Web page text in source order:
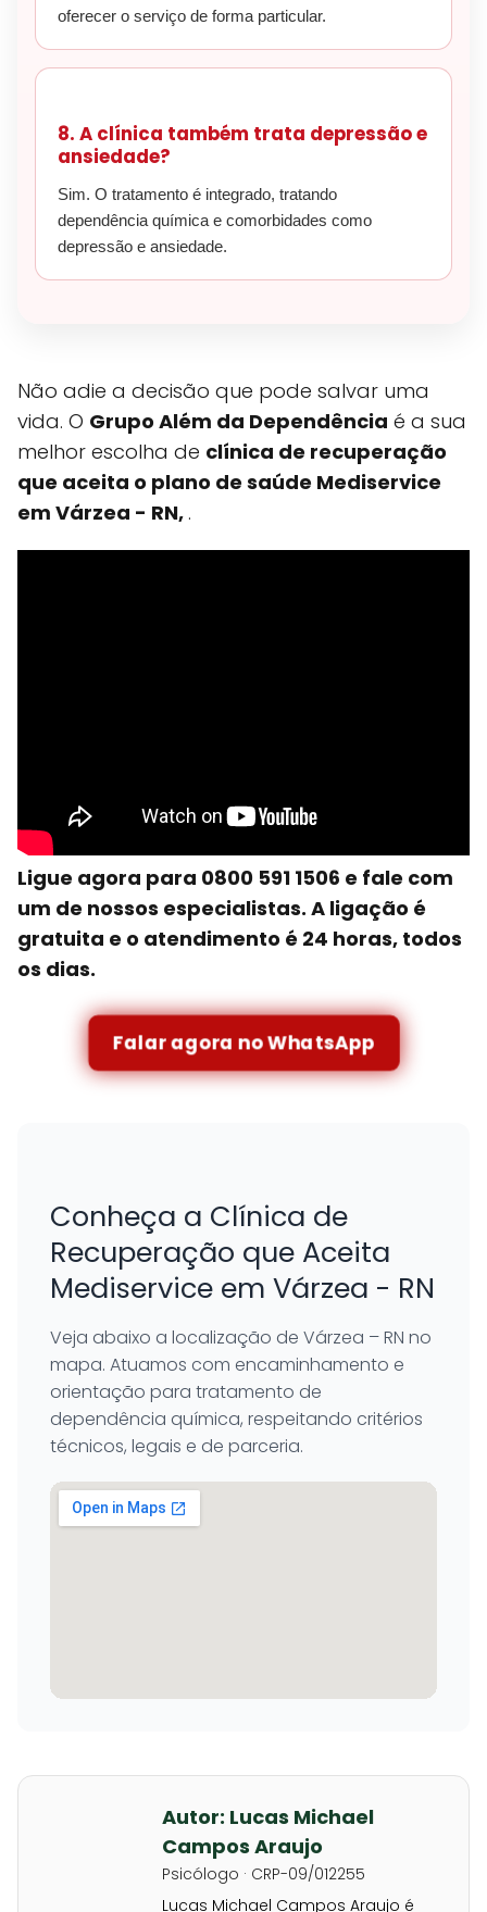
oferecer o serviço de forma particular.
8. A clínica também trata depressão e
ansiedade?
Sim. O tratamento é integrado, tratando
dependência química e comorbidades como
depressão e ansiedade.
Não adie a decisão que pode salvar uma
vida. O Grupo Além da Dependência é a sua
melhor escolha de clínica de recuperação
que aceita o plano de saúde Mediservice
em Várzea - RN,.
Ligue agora para 0800 591 1506 e fale com
um de nossos especialistas. A ligação é
gratuita e o atendimento é 24 horas, todos
os dias.
Falar agora no WhatsApp
Conheça a Clínica de
Recuperação que Aceita
Mediservice em Várzea - RN
Veja abaixo a localização de Várzea – RN no
mapa. Atuamos com encaminhamento e
orientação para tratamento de
dependência química, respeitando critérios
técnicos, legais e de parceria.
Autor: Lucas Michael
Campos Araujo
Psicólogo · CRP-09/012255
Lucas Michael Campos Araujo é